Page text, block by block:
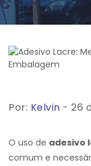
Por: Kelvin - 26
O uso de adesivo
comum e